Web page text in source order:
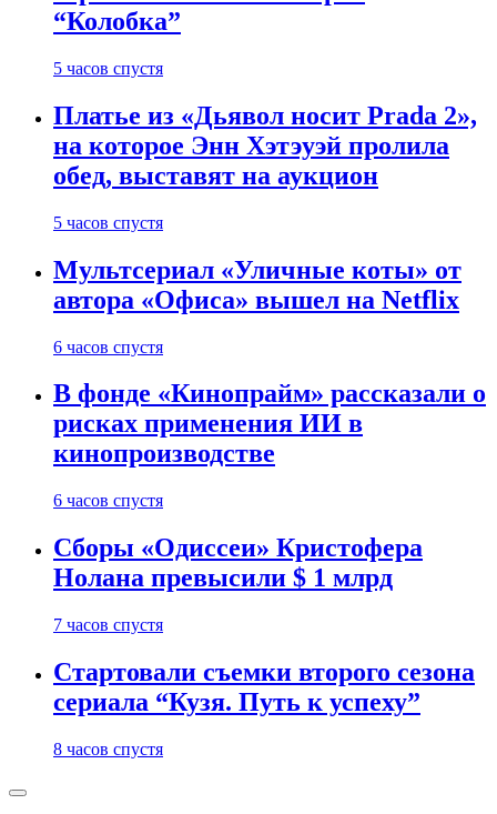
“Колобка”
5 часов спустя
Платье из «Дьявол носит Prada 2»,
на которое Энн Хэтэуэй пролила
обед, выставят на аукцион
5 часов спустя
Мультсериал «Уличные коты» от
автора «Офиса» вышел на Netflix
6 часов спустя
В фонде «Кинопрайм» рассказали о
рисках применения ИИ в
кинопроизводстве
6 часов спустя
Сборы «Одиссеи» Кристофера
Нолана превысили $ 1 млрд
7 часов спустя
Стартовали съемки второго сезона
сериала “Кузя. Путь к успеху”
8 часов спустя